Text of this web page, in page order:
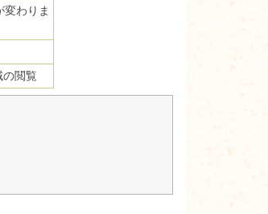
わりま
の閲覧